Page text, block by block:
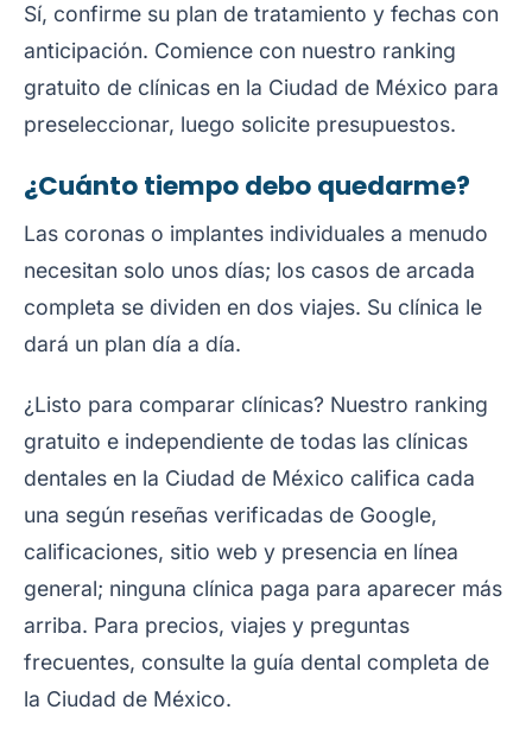
Sí, confirme su plan de tratamiento y fechas con
anticipación. Comience con nuestro ranking
gratuito de clínicas en la Ciudad de México para
preseleccionar, luego solicite presupuestos.
¿Cuánto tiempo debo quedarme?
Las coronas o implantes individuales a menudo
necesitan solo unos días; los casos de arcada
completa se dividen en dos viajes. Su clínica le
dará un plan día a día.
¿Listo para comparar clínicas? Nuestro ranking
gratuito e independiente de todas las clínicas
dentales en la Ciudad de México califica cada
una según reseñas verificadas de Google,
calificaciones, sitio web y presencia en línea
general; ninguna clínica paga para aparecer más
arriba. Para precios, viajes y preguntas
frecuentes, consulte la guía dental completa de
la Ciudad de México.